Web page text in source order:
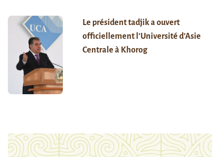
Le président tadjik a ouvert
officiellement l’Université d’Asie
Centrale à Khorog